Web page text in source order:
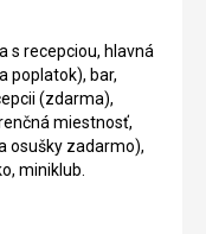
s recepciou, hlavná
poplatok), bar,
(zdarma),
miestnosť,
osušky zadarmo),
miniklub.